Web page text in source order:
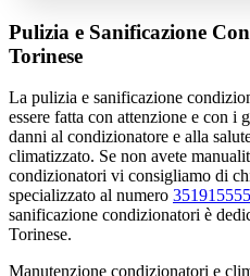
Pulizia e Sanificazione
Torinese
La pulizia e sanificazione
essere fatta con attenzione e con i
danni al condizionatore e alla
climatizzato. Se non avete
condizionatori vi consigliamo di
specializzato al numero
sanificazione condizionatori è
Torinese.
Manutenzione condizionatori e